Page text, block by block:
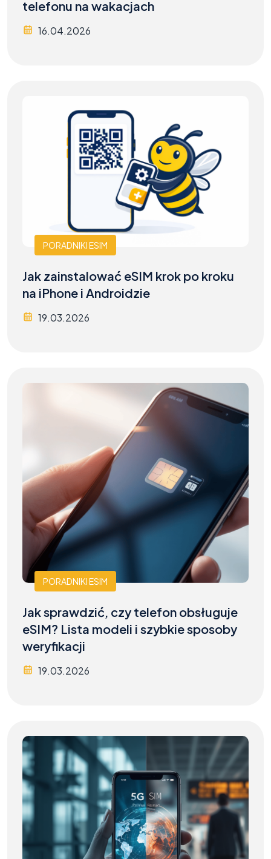
telefonu na wakacjach
16.04.2026
PORADNIKI ESIM
Jak zainstalować eSIM krok po kroku
na iPhone i Androidzie
19.03.2026
PORADNIKI ESIM
Jak sprawdzić, czy telefon obsługuje
eSIM? Lista modeli i szybkie sposoby
weryfikacji
19.03.2026